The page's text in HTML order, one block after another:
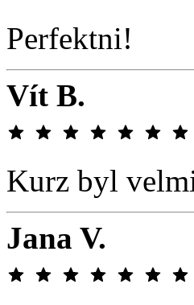
Perfektni!
Vít B.
Kurz byl
Jana V.